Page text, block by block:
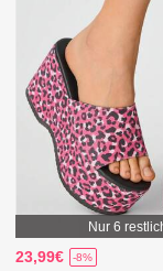
Nur 6
23,99€ -8%